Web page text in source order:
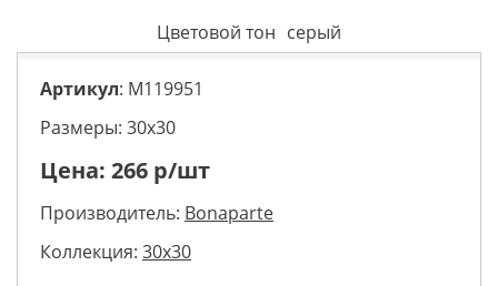
Цветовой тон серый
Артикул: M119951
Размеры: 30х30
Цена: 266 р/шт
Производитель: Bonaparte
Коллекция: 30x30